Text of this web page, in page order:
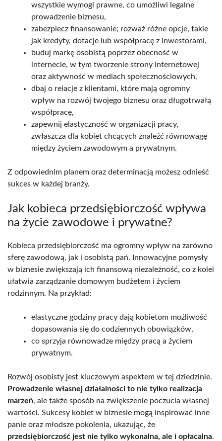
wszystkie wymogi prawne, co umożliwi legalne
prowadzenie biznesu,
zabezpiecz finansowanie; rozważ różne opcje, takie
jak kredyty, dotacje lub współpracę z inwestorami,
buduj markę osobistą poprzez obecność w
internecie, w tym tworzenie strony internetowej
oraz aktywność w mediach społecznościowych,
dbaj o relacje z klientami, które mają ogromny
wpływ na rozwój twojego biznesu oraz długotrwałą
współpracę,
zapewnij elastyczność w organizacji pracy,
zwłaszcza dla kobiet chcących znaleźć równowagę
między życiem zawodowym a prywatnym.
Z odpowiednim planem oraz determinacją możesz odnieść
sukces w każdej branży.
Jak kobieca przedsiębiorczość wpływa
na życie zawodowe i prywatne?
Kobieca przedsiębiorczość ma ogromny wpływ na zarówno
sferę zawodową, jak i osobistą pań. Innowacyjne pomysły
w biznesie zwiększają ich finansową niezależność, co z kolei
ułatwia zarządzanie domowym budżetem i życiem
rodzinnym. Na przykład:
elastyczne godziny pracy dają kobietom możliwość
dopasowania się do codziennych obowiązków,
co sprzyja równowadze między pracą a życiem
prywatnym.
Rozwój osobisty jest kluczowym aspektem w tej dziedzinie.
Prowadzenie własnej działalności to nie tylko realizacja
marzeń, ale także sposób na zwiększenie poczucia własnej
wartości. Sukcesy kobiet w biznesie mogą inspirować inne
panie oraz młodsze pokolenia, ukazując, że
przedsiębiorczość jest nie tylko wykonalna, ale i opłacalna.